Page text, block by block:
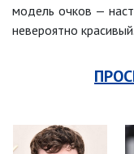
модель очков —
невероятно красивый.